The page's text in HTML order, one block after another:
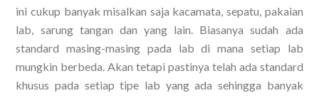
ini cukup banyak misalkan saja kacamata, sepatu, pakaian
lab, sarung tangan dan yang lain. Biasanya sudah ada
standard masing-masing pada lab di mana setiap lab
mungkin berbeda. Akan tetapi pastinya telah ada standard
khusus pada setiap tipe lab yang ada sehingga banyak